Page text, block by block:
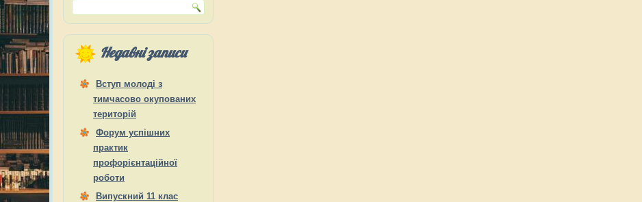
Недавні записи
Вступ молоді з
тимчасово окупованих
територій
Форум успішних
практик
профорієнтаційної
роботи
Випускний 11 клас